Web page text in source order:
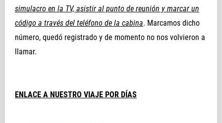
simulacro en la TV, asistir al punto de reunión y marcar un
código a través del teléfono de la cabina. Marcamos dicho
número, quedó registrado y de momento no nos volvieron a
llamar.
ENLACE A NUESTRO VIAJE POR DÍAS